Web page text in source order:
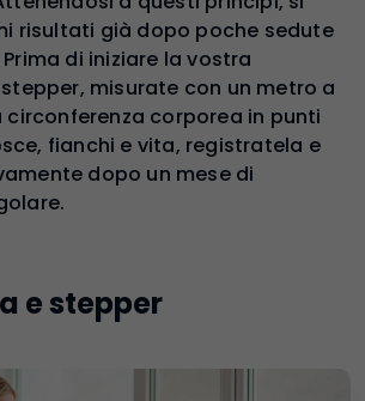
risultati già dopo poche sedute
di iniziare la vostra
misurate con un metro a
corporea in punti
fianchi e vita, registratela e
dopo un mese di
e stepper